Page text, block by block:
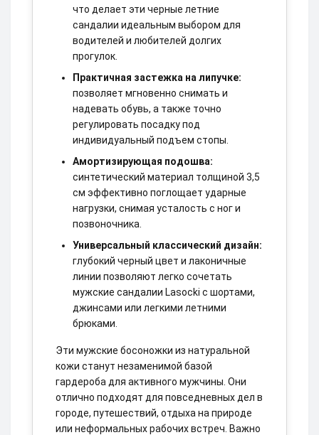
что делает эти черные летние
сандалии идеальным выбором для
водителей и любителей долгих
прогулок.
Практичная застежка на липучке:
позволяет мгновенно снимать и
надевать обувь, а также точно
регулировать посадку под
индивидуальный подъем стопы.
Амортизирующая подошва:
синтетический материал толщиной 3,5
см эффективно поглощает ударные
нагрузки, снимая усталость с ног и
позвоночника.
Универсальный классический дизайн:
глубокий черный цвет и лаконичные
линии позволяют легко сочетать
мужские сандалии Lasocki с шортами,
джинсами или легкими летними
брюками.
Эти мужские босоножки из натуральной
кожи станут незаменимой базой
гардероба для активного мужчины. Они
отлично подходят для повседневных дел в
городе, путешествий, отдыха на природе
или неформальных рабочих встреч. Важно